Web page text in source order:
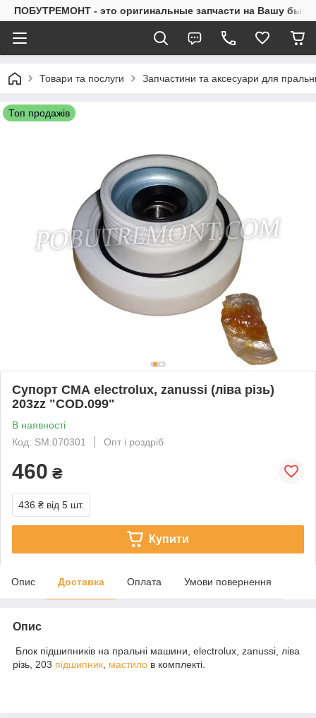
ПОБУТРЕМОНТ - это оригинальные запчасти на Вашу
Товари та послуги Запчастини та аксесуари для
Топ продажів
Супорт СМА electrolux, zanussi (ліва різь)
203zz "COD.099"
В наявності
Код: SM.070301
Опт і роздріб
460 ₴
436 ₴ від 5 шт.
Купити
Опис Доставка Оплата Умови повернення
Опис
Блок підшипників на пральні машини, electrolux, zanussi, ліва
різь, 203 підшипник мастило в комплекті.